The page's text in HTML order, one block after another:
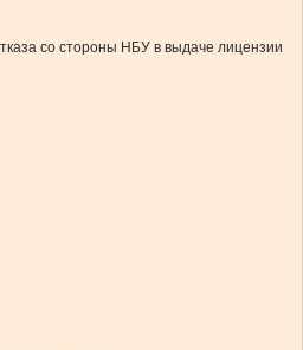
со стороны НБУ в выдаче лицензии